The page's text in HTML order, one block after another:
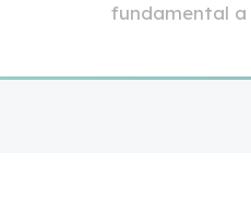
fundamental a